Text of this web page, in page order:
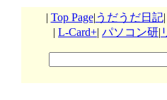
| Top Page| うだうだ日記|
| L-Card+| パソコン研|